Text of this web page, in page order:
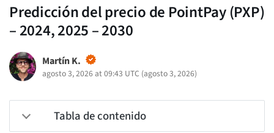
Predicción del precio de PointPay (PXP)
– 2024, 2025 – 2030
Martín K.
agosto 3, 2026 at 09:43 UTC (agosto 3, 2026)
Tabla de contenido